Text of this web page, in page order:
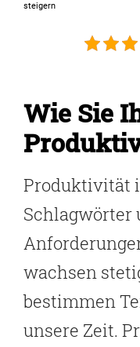
steigern
Wie Sie
Produktivität
Schlagwörter
wachsen
bestimmen
unsere Zeit.